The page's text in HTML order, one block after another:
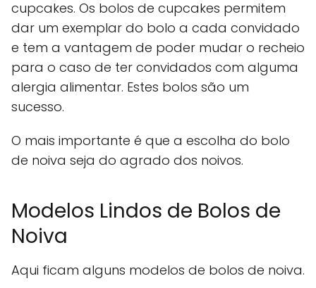
cupcakes. Os bolos de cupcakes permitem
dar um exemplar do bolo a cada convidado
e tem a vantagem de poder mudar o recheio
para o caso de ter convidados com alguma
alergia alimentar. Estes bolos são um
sucesso.
O mais importante é que a escolha do bolo
de noiva seja do agrado dos noivos.
Modelos Lindos de Bolos de
Noiva
Aqui ficam alguns modelos de bolos de noiva.